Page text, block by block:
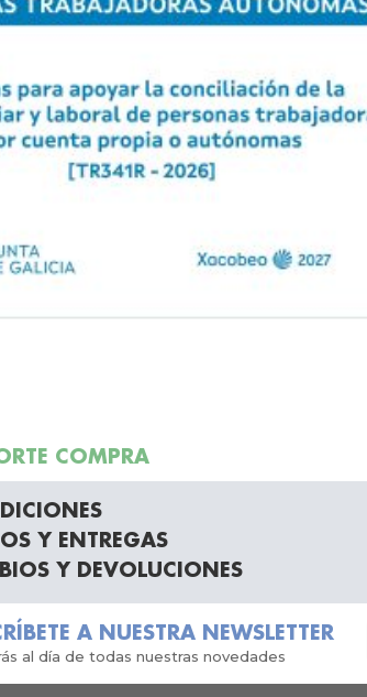
COMPRA
Y ENTREGAS
Y DEVOLUCIONES
A NUESTRA NEWSLETTER
al día de todas nuestras novedades